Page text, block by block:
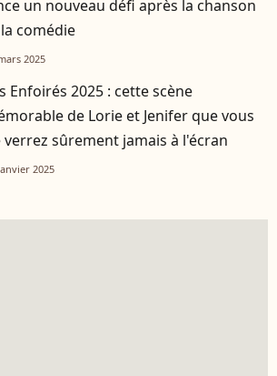
un nouveau défi après la chanson
comédie
2025
Enfoirés 2025 : cette scène
de Lorie et Jenifer que vous
verrez sûrement jamais à l'écran
2025